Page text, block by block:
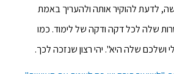
לדעת להוקיר אותה ולהעריך באמת
שלה לכל דקה ודקה של לימוד. כמו
שלה היא". יהי רצון שנזכה לכך.